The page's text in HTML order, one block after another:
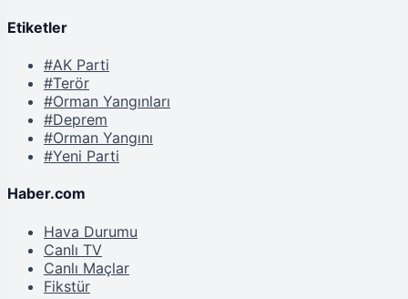
Etiketler
#AK Parti
#Terör
#Orman Yangınları
#Deprem
#Orman Yangını
#Yeni Parti
Haber.com
Hava Durumu
Canlı TV
Canlı Maçlar
Fikstür